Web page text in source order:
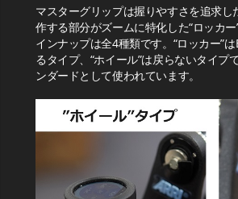
マスターグリップは握りやすさを追求
作する部分がズームに特化した“ロッカ
インナップは全4種類です。“ロッカー”
るタイプ、“ホイール”は戻らないタイプ
ンダードとして使われています。